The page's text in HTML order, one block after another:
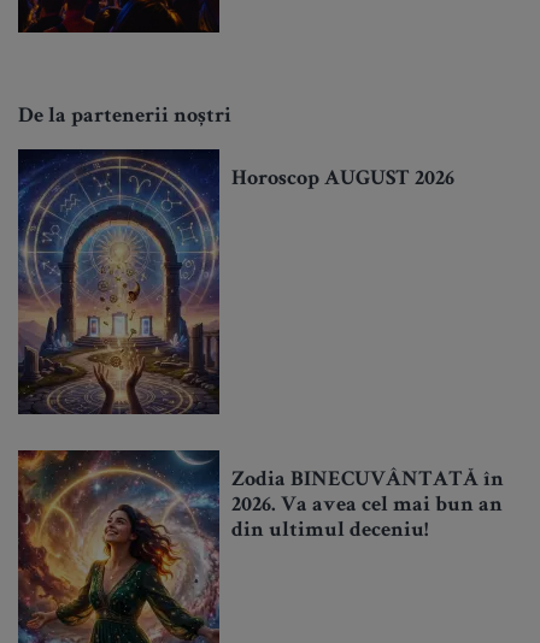
De la partenerii noștri
Horoscop AUGUST 2026
Zodia BINECUVÂNTATĂ în
2026. Va avea cel mai bun an
din ultimul deceniu!